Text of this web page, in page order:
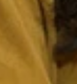
婚してください』